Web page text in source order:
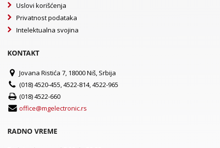
Uslovi korišćenja
Privatnost podataka
Intelektualna svojina
KONTAKT
Jovana Ristića 7, 18000 Niš, Srbija
(018) 4520-455, 4522-814, 4522-965
(018) 4522-660
office@mgelectronic.rs
RADNO VREME